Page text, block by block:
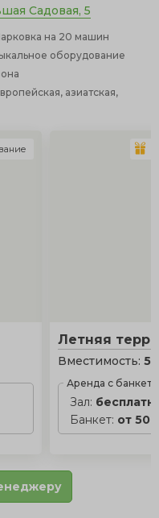
Садовая, 5
на 20 машин
оборудование
азиатская,
Летняя
Вместимость:5
Аренда с
Зал:
Банкет: от